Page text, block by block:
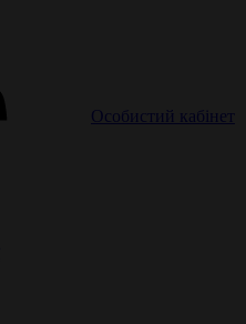
Особистий кабінет